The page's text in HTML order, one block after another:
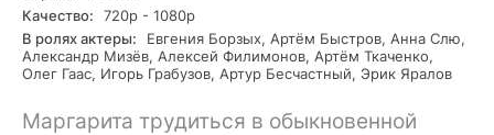
Качество:
720р - 1080р
В ролях актеры:
Евгения Борзых, Артём Быстров, Анна Слю,
Александр Мизёв, Алексей Филимонов, Артём Ткаченко,
Олег Гаас, Игорь Грабузов, Артур Бесчастный, Эрик Яралов
Маргарита трудиться в обыкновенной